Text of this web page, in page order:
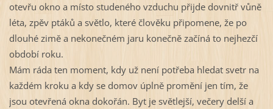
otevřu okno a místo studeného vzduchu přijde dovnitř vůně
léta, zpěv ptáků a světlo, které člověku připomene, že po
dlouhé zimě a nekonečném jaru konečně začíná to nejhezčí
období roku.
Mám ráda ten moment, kdy už není potřeba hledat svetr na
každém kroku a kdy se domov úplně promění jen tím, že
jsou otevřená okna dokořán. Byt je světlejší, večery delší a